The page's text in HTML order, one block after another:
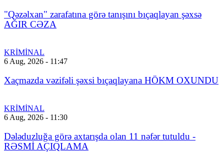
"Qəzəlxan" zarafatına görə tanışını bıçaqlayan şəxsə
AĞIR CƏZA
KRİMİNAL
6 Aug, 2026 - 11:47
Xaçmazda vəzifəli şəxsi bıçaqlayana HÖKM OXUNDU
KRİMİNAL
6 Aug, 2026 - 11:30
Dələduzluğa görə axtarışda olan 11 nəfər tutuldu -
RƏSMİ AÇIQLAMA